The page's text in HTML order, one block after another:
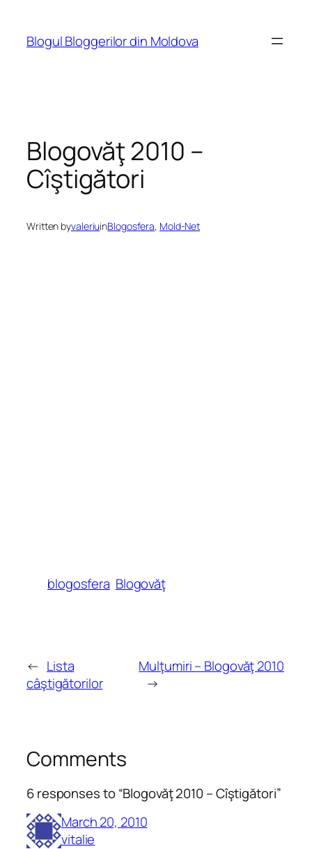
content
Blogul Bloggerilor din Moldova
Blogovăţ 2010 –
Cîştigători
Written byvaleriuinBlogosfera, Mold-Net
blogosfera Blogovăţ
← Lista
câştigătorilor
Mulţumiri – Blogovăţ 2010
→
Comments
6 responses to “Blogovăţ 2010 – Cîştigători”
March 20, 2010
vitalie